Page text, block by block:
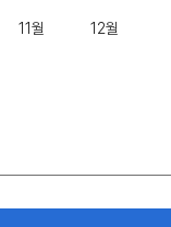
11월 12월